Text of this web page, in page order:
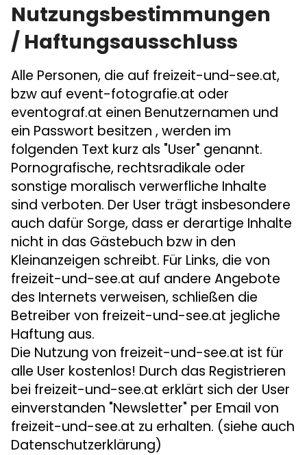
Nutzungsbestimmungen
/ Haftungsausschluss
Alle Personen, die auf freizeit-und-see.at,
bzw auf event-fotografie.at oder
eventograf.at einen Benutzernamen und
ein Passwort besitzen , werden im
folgenden Text kurz als "User" genannt.
Pornografische, rechtsradikale oder
sonstige moralisch verwerfliche Inhalte
sind verboten. Der User trägt insbesondere
auch dafür Sorge, dass er derartige Inhalte
nicht in das Gästebuch bzw in den
Kleinanzeigen schreibt. Für Links, die von
freizeit-und-see.at auf andere Angebote
des Internets verweisen, schließen die
Betreiber von freizeit-und-see.at jegliche
Haftung aus.
Die Nutzung von freizeit-und-see.at ist für
alle User kostenlos! Durch das Registrieren
bei freizeit-und-see.at erklärt sich der User
einverstanden "Newsletter" per Email von
freizeit-und-see.at zu erhalten. (siehe auch
Datenschutzerklärung)